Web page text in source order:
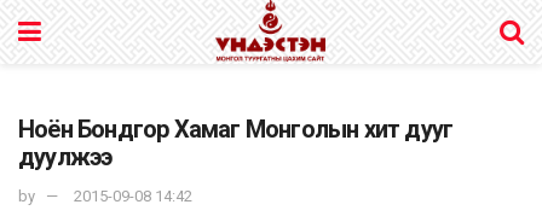
Ноён Бондгор Хамаг Монголын хит дууг
дуулжээ
by 2015-09-08 14:42